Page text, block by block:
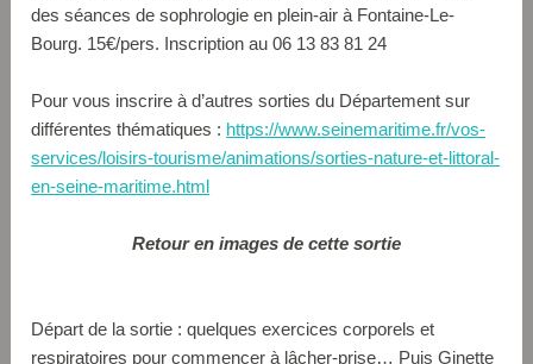
des séances de sophrologie en plein-air à Fontaine-Le-
Bourg. 15€/pers. Inscription au 06 13 83 81 24
Pour vous inscrire à d’autres sorties du Département sur
différentes thématiques : https://www.seinemaritime.fr/vos-
services/loisirs-tourisme/animations/sorties-nature-et-littoral-
en-seine-maritime.html
Retour en images de cette sortie
Départ de la sortie : quelques exercices corporels et
respiratoires pour commencer à lâcher-prise… Puis Ginette